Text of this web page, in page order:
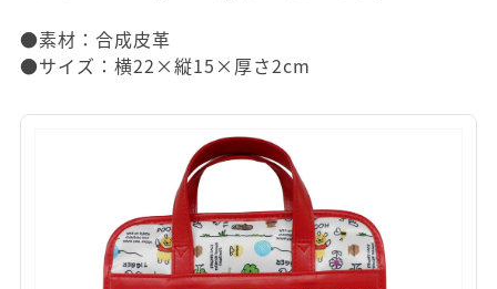
●素材：合成皮革
●サイズ：横22×縦15×厚さ2cm